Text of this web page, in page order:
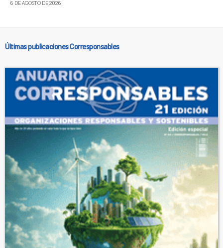
6 DE AGOSTO DE 2026
Últimas publicaciones Corresponsables